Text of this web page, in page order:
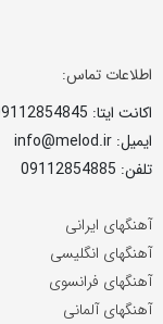
اطلاعات تماس:
اکانت ایتا: 09112854845
ایمیل: info@melod.ir
تلفن: 09112854885
آهنگهای ایرانی
آهنگهای انگلیسی
آهنگهای فرانسوی
آهنگهای آلمانی